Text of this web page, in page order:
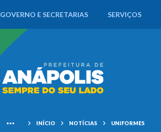
GOVERNO E SECRETARIAS SERVIÇOS
INÍCIO NOTÍCIAS UNIFORMES